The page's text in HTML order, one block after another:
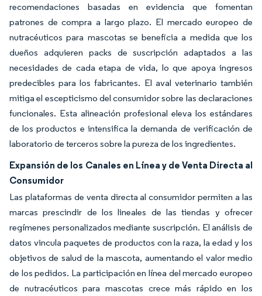
recomendaciones basadas en evidencia que fomentan
patrones de compra a largo plazo. El mercado europeo de
nutracéuticos para mascotas se beneficia a medida que los
dueños adquieren packs de suscripción adaptados a las
necesidades de cada etapa de vida, lo que apoya ingresos
predecibles para los fabricantes. El aval veterinario también
mitiga el escepticismo del consumidor sobre las declaraciones
funcionales. Esta alineación profesional eleva los estándares
de los productos e intensifica la demanda de verificación de
laboratorio de terceros sobre la pureza de los ingredientes.
Expansión de los Canales en Línea y de Venta Directa al
Consumidor
Las plataformas de venta directa al consumidor permiten a las
marcas prescindir de los lineales de las tiendas y ofrecer
regímenes personalizados mediante suscripción. El análisis de
datos vincula paquetes de productos con la raza, la edad y los
objetivos de salud de la mascota, aumentando el valor medio
de los pedidos. La participación en línea del mercado europeo
de nutracéuticos para mascotas crece más rápido en los